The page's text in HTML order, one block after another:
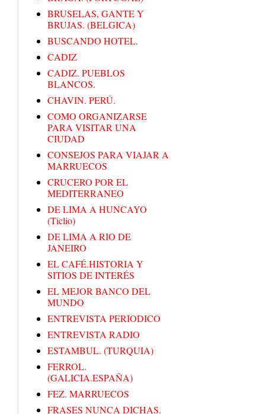
BRUSELAS, GANTE Y
BRUJAS. (BELGICA)
BUSCANDO HOTEL.
CADIZ
CADIZ. PUEBLOS
BLANCOS.
CHAVIN. PERÚ.
COMO ORGANIZARSE
PARA VISITAR UNA
CIUDAD
CONSEJOS PARA VIAJAR A
MARRUECOS
CRUCERO POR EL
MEDITERRANEO
DE LIMA A HUNCAYO
(Ticlio)
DE LIMA A RIO DE
JANEIRO
EL CAFÉ.HISTORIA Y
SITIOS DE INTERÉS
EL MEJOR BANCO DEL
MUNDO
ENTREVISTA PERIODICO
ENTREVISTA RADIO
ESTAMBUL. (TURQUIA)
FERROL.
(GALICIA.ESPAÑA)
FEZ. MARRUECOS
FRASES NUNCA DICHAS.